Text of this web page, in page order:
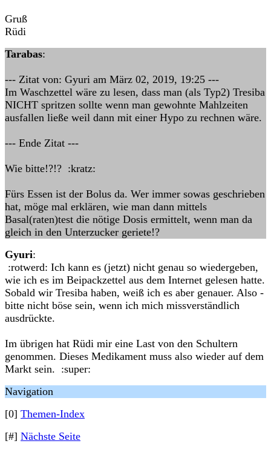
Gruß
Rüdi
Tarabas:
--- Zitat von: Gyuri am März 02, 2019, 19:25 ---
Im Waschzettel wäre zu lesen, dass man (als Typ2) Tresiba
NICHT spritzen sollte wenn man gewohnte Mahlzeiten
ausfallen ließe weil dann mit einer Hypo zu rechnen wäre.
--- Ende Zitat ---
Wie bitte!?!? :kratz:
Fürs Essen ist der Bolus da. Wer immer sowas geschrieben
hat, möge mal erklären, wie man dann mittels
Basal(raten)test die nötige Dosis ermittelt, wenn man da
gleich in den Unterzucker geriete!?
Gyuri:
:rotwerd: Ich kann es (jetzt) nicht genau so wiedergeben,
wie ich es im Beipackzettel aus dem Internet gelesen hatte.
Sobald wir Tresiba haben, weiß ich es aber genauer. Also -
bitte nicht böse sein, wenn ich mich missverständlich
ausdrückte.
Im übrigen hat Rüdi mir eine Last von den Schultern
genommen. Dieses Medikament muss also wieder auf dem
Markt sein. :super:
Navigation
[0] Themen-Index
[#] Nächste Seite